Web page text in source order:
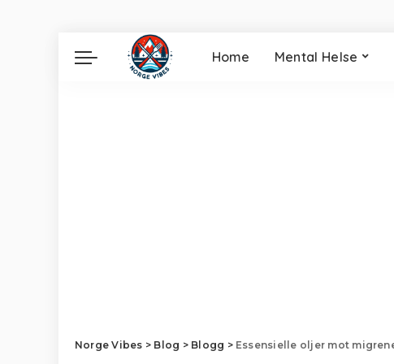
Home Mental Helse
Norge Vibes > Blog > Blogg > Essensielle oljer mot